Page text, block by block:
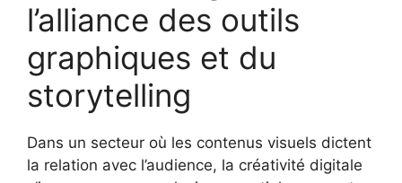
l’alliance des outils
graphiques et du
storytelling
Dans un secteur où les contenus visuels dictent
la relation avec l’audience, la créativité digitale